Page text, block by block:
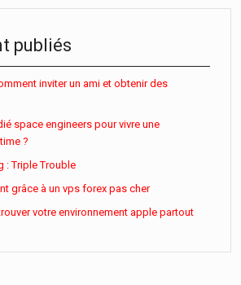
publiés
inviter un ami et obtenir des
space engineers pour vivre une
?
: Triple Trouble
grâce à un vps forex pas cher
votre environnement apple partout